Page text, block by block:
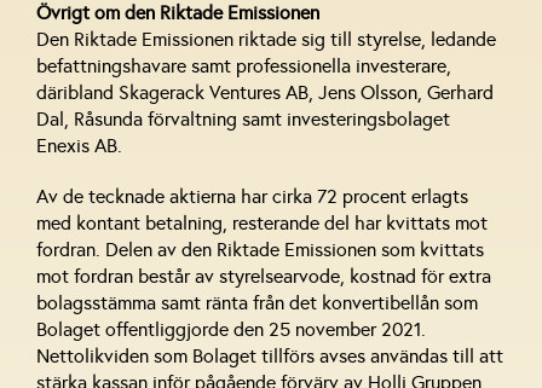
Övrigt om den Riktade Emissionen
Den Riktade Emissionen riktade sig till styrelse, ledande
befattningshavare samt professionella investerare,
däribland Skagerack Ventures AB, Jens Olsson, Gerhard
Dal, Råsunda förvaltning samt investeringsbolaget
Enexis AB.
Av de tecknade aktierna har cirka 72 procent erlagts
med kontant betalning, resterande del har kvittats mot
fordran. Delen av den Riktade Emissionen som kvittats
mot fordran består av styrelsearvode, kostnad för extra
bolagsstämma samt ränta från det konvertibellån som
Bolaget offentliggjorde den 25 november 2021.
Nettolikviden som Bolaget tillförs avses användas till att
stärka kassan inför pågående förvärv av Holli Gruppen